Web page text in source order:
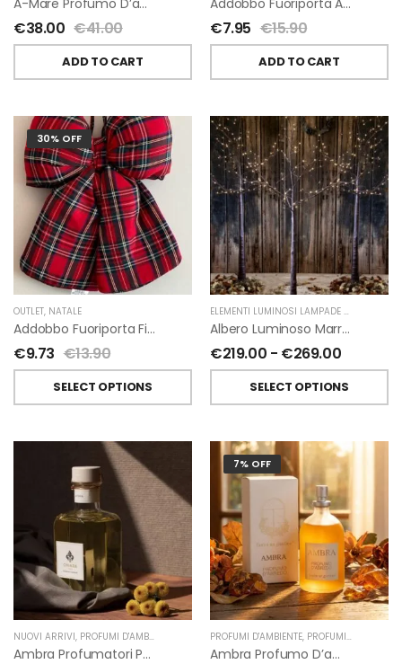
A-Mare Profumo D’ambiente Di Fiorirà Un Giardino
€38.00 €41.00
ADD TO CART
Addobbo Fuoriporta Alberello Velluto Rosso Con Fiocchetto Tartan
€7.95 €15.90
ADD TO CART
30% OFF
OUTLET, NATALE
Addobbo Fuoriporta Fiocco In Velluto Rosso O In Tartan
€9.73 €13.90
SELECT OPTIONS
ELEMENTI LUMINOSI LAMPADE E LED
Albero Luminoso Marrone Interno-Esterno Di Fiorirà Un Giardino
€219.00 - €269.00
SELECT OPTIONS
NUOVI ARRIVI, PROFUMI D'AMBIENTE PROFUMATORI A BASTONCINI ,CHIARA FIRENZE
Ambra Profumatori Per Ambiente A Bastoncini Di Chiara Firenze
7% OFF
PROFUMI D'AMBIENTE, PROFUMI D'AMBIENTE FIORIRA' UN GIARDINO
Ambra Profumo D’ambiente Di Fiorirà Un Giardino